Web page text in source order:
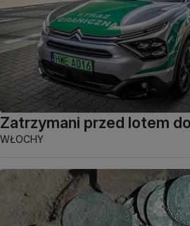
Zatrzymani przed lotem
WŁOCHY